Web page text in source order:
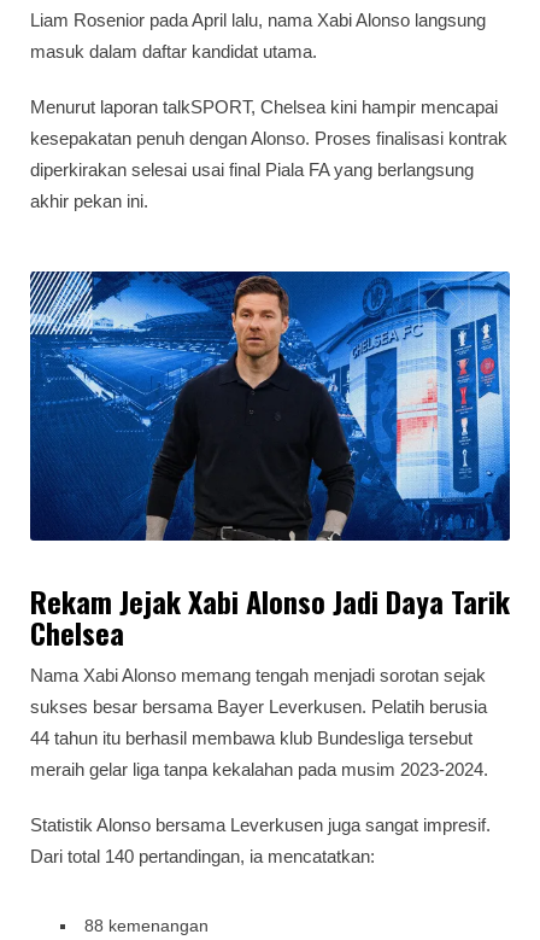
Liam Rosenior pada April lalu, nama Xabi Alonso langsung
masuk dalam daftar kandidat utama.
Menurut laporan talkSPORT, Chelsea kini hampir mencapai
kesepakatan penuh dengan Alonso. Proses finalisasi kontrak
diperkirakan selesai usai final Piala FA yang berlangsung
akhir pekan ini.
Rekam Jejak Xabi Alonso Jadi Daya Tarik
Chelsea
Nama Xabi Alonso memang tengah menjadi sorotan sejak
sukses besar bersama Bayer Leverkusen. Pelatih berusia
44 tahun itu berhasil membawa klub Bundesliga tersebut
meraih gelar liga tanpa kekalahan pada musim 2023-2024.
Statistik Alonso bersama Leverkusen juga sangat impresif.
Dari total 140 pertandingan, ia mencatatkan:
88 kemenangan